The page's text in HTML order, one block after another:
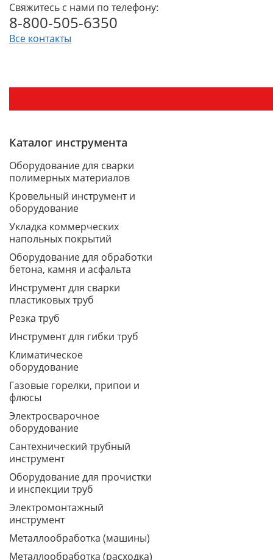
Свяжитесь с нами по телефону:
8-800-505-6350
Все контакты
Каталог инструмента
Оборудование для сварки
полимерных материалов
Кровельный инструмент и
оборудование
Укладка коммерческих
напольных покрытий
Оборудование для обработки
бетона, камня и асфальта
Инструмент для сварки
пластиковых труб
Резка труб
Инструмент для гибки труб
Климатическое
оборудование
Газовые горелки, припои и
флюсы
Электросварочное
оборудование
Сантехнический трубный
инструмент
Оборудование для прочистки
и инспекции труб
Электромонтажный
инструмент
Металлообработка (машины)
Металлообработка (расходка)